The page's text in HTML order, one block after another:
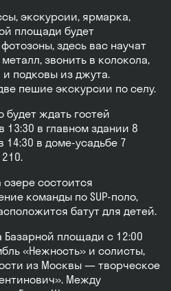
экскурсии, ярмарка,
площади будет
здесь вас научат
звонить в колокола,
подковы из джута.
пешие экскурсии по селу.
будет ждать гостей
13:30 в главном здании 8
14:30 в доме-усадьбе 7
состоится
команды по SUP-поло,
батут для детей.
Базарной площади с 12:00
«Нежность» и солисты,
из Москвы — творческое
Между